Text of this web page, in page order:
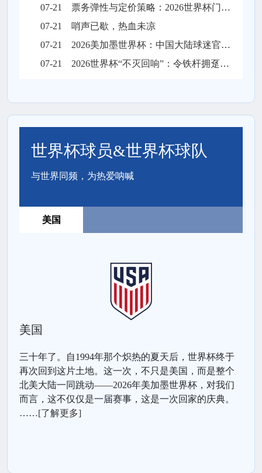
07-21
票务弹性与定价策略：2026世界杯门票市场的溢价平衡机制
07-21
哨声已歇，热血未凉
07-21
2026美加墨世界杯：中国大陆球迷官方购票实操全流程解析
07-21
2026世界杯“不灭回响”：令铁杆拥趸泪目的不朽定格
世界杯球员&世界杯球队
与世界同频，为热爱呐喊
美国
美国
三十年了。自1994年那个炽热的夏天后，世界杯终于
再次回到这片土地。这一次，不只是美国，而是整个
北美大陆一同跳动——2026年美加墨世界杯，对我们
而言，这不仅仅是一届赛事，这是一次回家的庆典。
……[了解更多]